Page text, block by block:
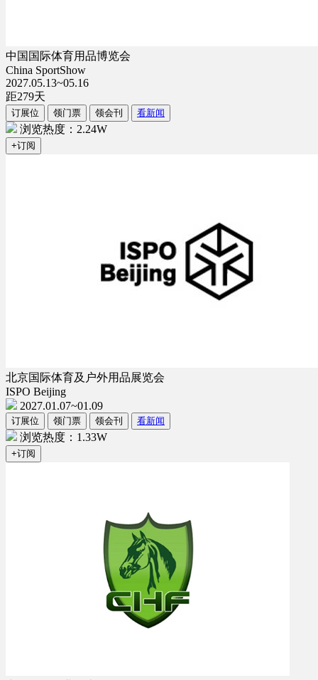
中国国际体育用品博览会
China SportShow
2027.05.13~05.16
距279天
订展位 领门票 领会刊 看新闻
浏览热度：2.24W
+订阅
北京国际体育及户外用品展览会
ISPO Beijing
2027.01.07~01.09
订展位 领门票 领会刊 看新闻
浏览热度：1.33W
+订阅